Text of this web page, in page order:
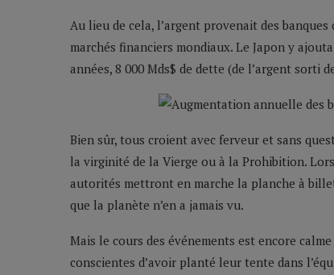
Au lieu de cela, l’argent provenait des
marchés financiers mondiaux. Le Japon y
années, 8 000 Mds$ de dette (de l’argent sorti
Bien sûr, tous croient avec ferveur et sans
la virginité de la Vierge ou à la Prohibition.
autorités mettront en marche la planche à
que la planète n’en a jamais vu.
Mais le cours des événements est encore
conscientes d’avoir planté leur tente dans